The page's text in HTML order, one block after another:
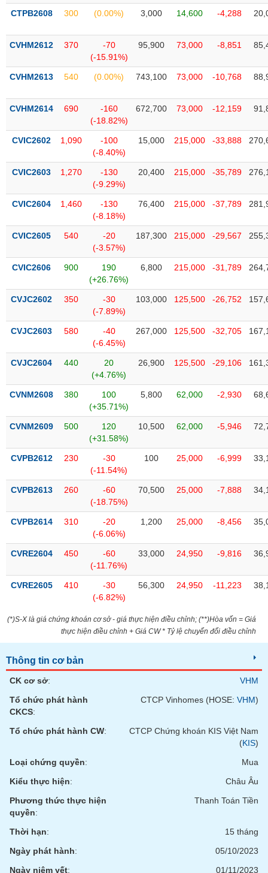
CTPB2608 300 (0.00%) 3,000 14,600 -4,288
CVHM2612 370
-70
(-15.91%)
95,900 73,000 -8,851
CVHM2613 540 (0.00%) 743,100 73,000 -10,768
CVHM2614 690
-160
(-18.82%)
672,700 73,000 -12,159
CVIC2602 1,090
-100
(-8.40%)
15,000 215,000 -33,888
CVIC2603 1,270
-130
(-9.29%)
20,400 215,000 -35,789
CVIC2604 1,460
-130
(-8.18%)
76,400 215,000 -37,789
CVIC2605 540
-20
(-3.57%)
187,300 215,000 -29,567
CVIC2606 900
190
(+26.76%)
6,800 215,000 -31,789
CVJC2602 350
-30
(-7.89%)
103,000 125,500 -26,752
CVJC2603 580
-40
(-6.45%)
267,000 125,500 -32,705
CVJC2604 440
20
(+4.76%)
26,900 125,500 -29,106
CVNM2608 380
100
(+35.71%)
5,800 62,000 -2,930
CVNM2609 500
120
(+31.58%)
10,500 62,000 -5,946
CVPB2612 230
-30
(-11.54%)
100 25,000 -6,999
CVPB2613 260
-60
(-18.75%)
70,500 25,000 -7,888
CVPB2614 310
-20
(-6.06%)
1,200 25,000 -8,456
CVRE2604 450
-60
(-11.76%)
33,000 24,950 -9,816
CVRE2605 410
-30
(-6.82%)
56,300 24,950 -11,223
(*)S-X là giá chứng khoán cơ sở - giá thực hiện điều chỉnh; (**)Hòa vốn = Giá
thực hiện điều chỉnh + Giá CW * Tỷ lệ chuyển đổi điều chỉnh
Thông tin cơ bản
CK cơ sở:
VHM
Tổ chức phát hành
CKCS:
CTCP Vinhomes (HOSE: VHM)
Tổ chức phát hành CW:
CTCP Chứng khoán KIS Việt Nam
(KIS)
Loại chứng quyền:
Mua
Kiểu thực hiện:
Châu Âu
Phương thức thực hiện
quyền:
Thanh Toán Tiền
Thời hạn:
15 tháng
Ngày phát hành:
05/10/2023
Ngày niêm yết: 01/11/2023
giả
(-)
phân
tích
Thuật
ngữ
vụ
(-)
tạo
Công
đầu
tư
Truyền
tài
chính
Dữ
chính